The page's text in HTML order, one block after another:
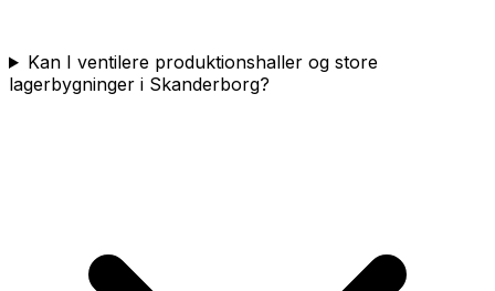
Kan I ventilere produktionshaller og store
lagerbygninger i Skanderborg?